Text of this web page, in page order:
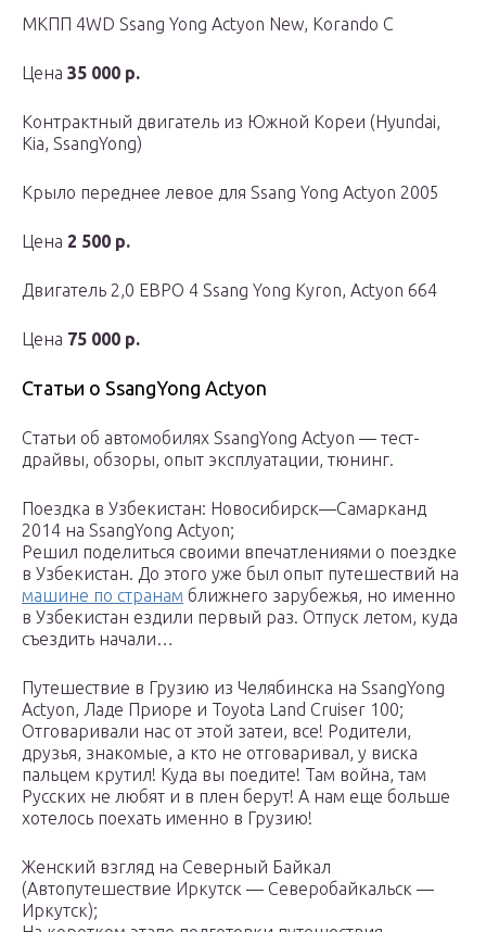
МКПП 4WD Ssang Yong Actyon New, Korando C
Цена 35 000 р.
Контрактный двигатель из Южной Кореи (Hyundai,
Kia, SsangYong)
Крыло переднее левое для Ssang Yong Actyon 2005
Цена 2 500 р.
Двигатель 2,0 ЕВРО 4 Ssang Yong Kyron, Actyon 664
Цена 75 000 р.
Статьи о SsangYong Actyon
Статьи об автомобилях SsangYong Actyon — тест-
драйвы, обзоры, опыт эксплуатации, тюнинг.
Поездка в Узбекистан: Новосибирск—Самарканд
2014 на SsangYong Actyon;
Решил поделиться своими впечатлениями о поездке
в Узбекистан. До этого уже был опыт путешествий на
машине по странам ближнего зарубежья, но именно
в Узбекистан ездили первый раз. Отпуск летом, куда
съездить начали…
Путешествие в Грузию из Челябинска на SsangYong
Actyon, Ладе Приоре и Toyota Land Cruiser 100;
Отговаривали нас от этой затеи, все! Родители,
друзья, знакомые, а кто не отговаривал, у виска
пальцем крутил! Куда вы поедите! Там война, там
Русских не любят и в плен берут! А нам еще больше
хотелось поехать именно в Грузию!
Женский взгляд на Северный Байкал
(Автопутешествие Иркутск — Северобайкальск —
Иркутск);